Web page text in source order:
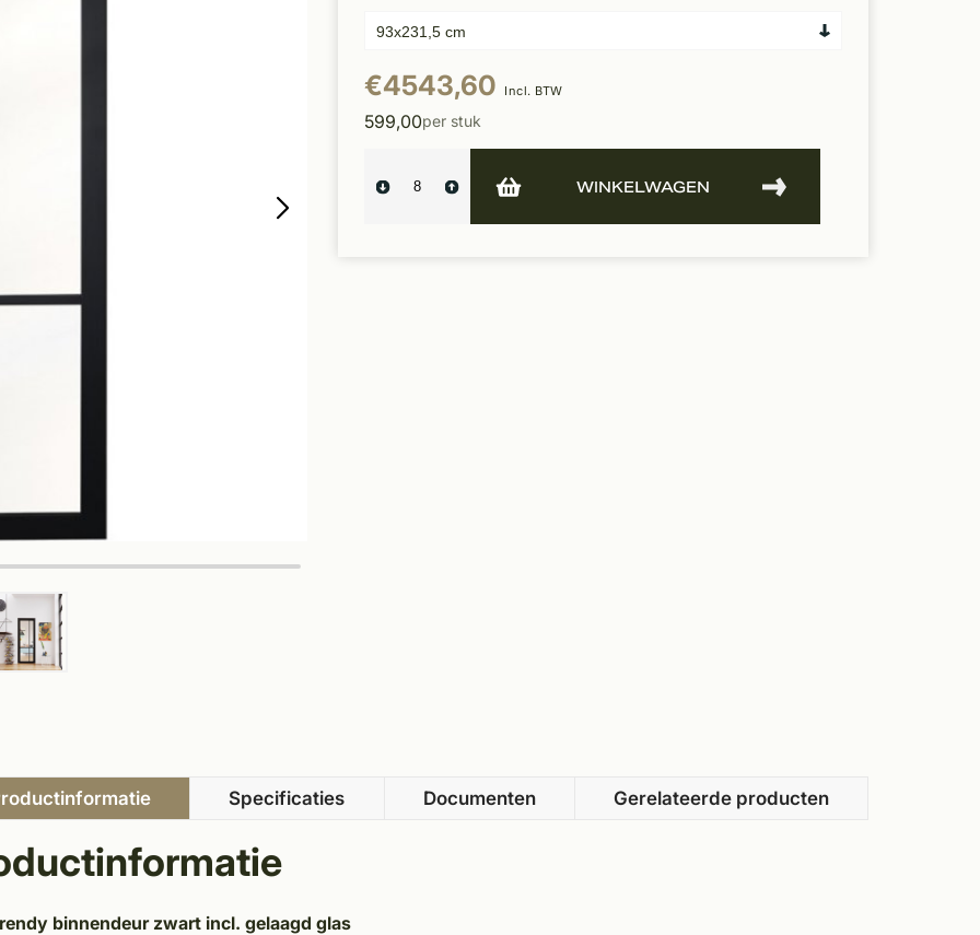
€4543,60 Incl. BTW
599,00per stuk
WINKELWAGEN
Specificaties Documenten Gerelateerde producten
binnendeur zwart incl. gelaagd glas